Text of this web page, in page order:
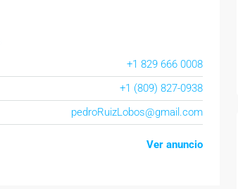
+1 829 666 0008
+1 (809) 827-0938
pedroRuizLobos@gmail.com
Ver anuncio